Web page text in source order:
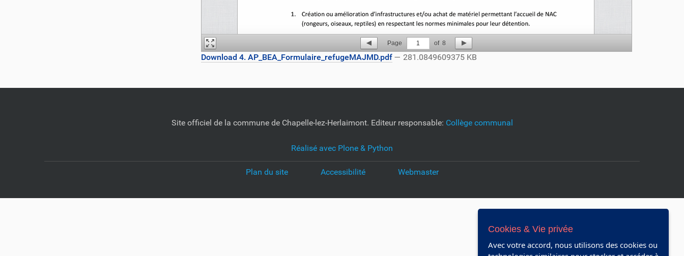
Page 1 of 8
Download 4. AP_BEA_Formulaire_refugeMAJMD.pdf — 281.0849609375 KB
Site officiel de la commune de Chapelle-lez-Herlaimont. Editeur responsable: Collège communal
Réalisé avec Plone & Python
Plan du site Accessibilité Webmaster
Cookies & Vie privée
Avec votre accord, nous utilisons des cookies ou